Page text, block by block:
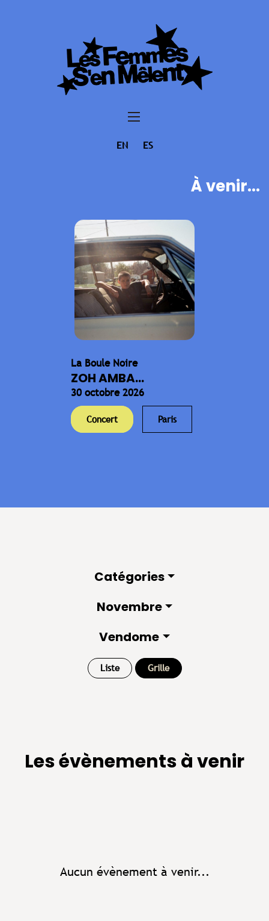
EN ES
À venir...
La Boule Noire
ZOH AMBA...
30 octobre 2026
Concert Paris
Catégories
Novembre
Vendome
Liste Grille
Les évènements à venir
Aucun évènement à venir...